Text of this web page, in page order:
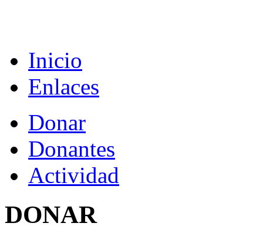
Inicio
Enlaces
Donar
Donantes
Actividad
DONAR